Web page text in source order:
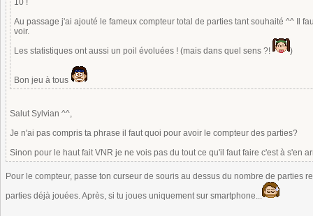
10 !
Au passage j'ai ajouté le fameux compteur total de parties tant souhaité ^^ Il
voir.
Les statistiques ont aussi un poil évoluées ! (mais dans quel sens ?!
)
Bon jeu à tous
Salut Sylvian ^^,
Je n'ai pas compris ta phrase il faut quoi pour avoir le compteur des parties?
Sinon pour le haut fait VNR je ne vois pas du tout ce qu'il faut faire c'est à s'en
Pour le compteur, passe ton curseur de souris au dessus du nombre de parties
parties déjà jouées. Après, si tu joues uniquement sur smartphone...